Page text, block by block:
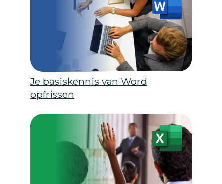
Je basiskennis van Word
opfrissen